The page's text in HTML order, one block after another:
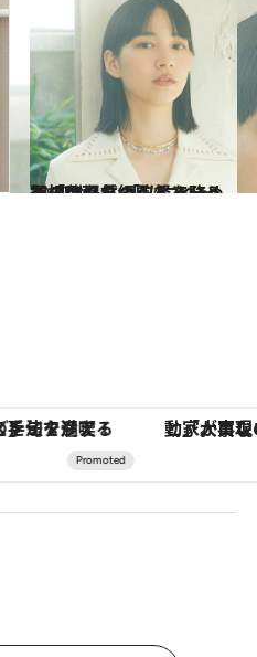
2022.3.7
初の劇場長編監督を務めた「のん」 「私にとって、映画をつくるという選択は必然のことでした」
ライフスタイル
「大事なのは地域の意識を変えること」。ロレックス賞受賞の自然保護活動家が実現させたナイジェリアの自然環境の復活 【銀座で出合う最旬美容】美髪ケアや上質